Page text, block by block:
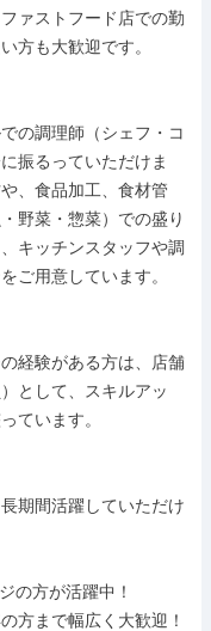
ァストフード店での勤
方も大歓迎です。
の調理師（シェフ・コ
振るっていただけま
、食品加工、食材管
野菜・惣菜）での盛り
キッチンスタッフや調
ご用意しています。
経験がある方は、店舗
として、スキルアッ
ています。
期間活躍していただけ
の方が活躍中！
方まで幅広く大歓迎！